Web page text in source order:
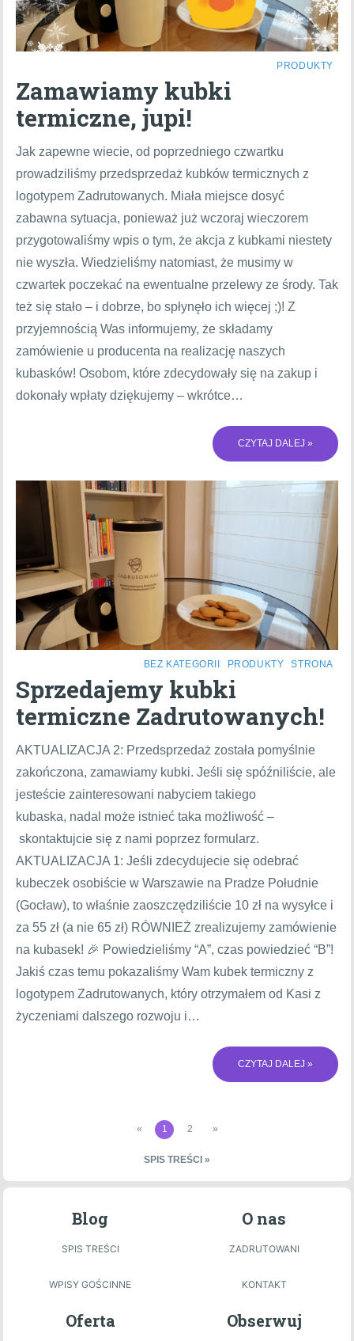
PRODUKTY
Zamawiamy kubki
termiczne, jupi!
Jak zapewne wiecie, od poprzedniego czwartku
prowadziliśmy przedsprzedaż kubków termicznych z
logotypem Zadrutowanych. Miała miejsce dosyć
zabawna sytuacja, ponieważ już wczoraj wieczorem
przygotowaliśmy wpis o tym, że akcja z kubkami niestety
nie wyszła. Wiedzieliśmy natomiast, że musimy w
czwartek poczekać na ewentualne przelewy ze środy. Tak
też się stało – i dobrze, bo spłynęło ich więcej ;)! Z
przyjemnością Was informujemy, że składamy
zamówienie u producenta na realizację naszych
kubasków! Osobom, które zdecydowały się na zakup i
dokonały wpłaty dziękujemy – wkrótce…
CZYTAJ DALEJ »
BEZ KATEGORII PRODUKTY STRONA
Sprzedajemy kubki
termiczne Zadrutowanych!
AKTUALIZACJA 2: Przedsprzedaż została pomyślnie
zakończona, zamawiamy kubki. Jeśli się spóźniliście, ale
jesteście zainteresowani nabyciem takiego
kubaska, nadal może istnieć taka możliwość –
skontaktujcie się z nami poprzez formularz.
AKTUALIZACJA 1: Jeśli zdecydujecie się odebrać
kubeczek osobiście w Warszawie na Pradze Południe
(Gocław), to właśnie zaoszczędziliście 10 zł na wysyłce i
za 55 zł (a nie 65 zł) RÓWNIEŻ zrealizujemy zamówienie
na kubasek! 🎉 Powiedzieliśmy “A”, czas powiedzieć “B”!
Jakiś czas temu pokazaliśmy Wam kubek termiczny z
logotypem Zadrutowanych, który otrzymałem od Kasi z
życzeniami dalszego rozwoju i…
CZYTAJ DALEJ »
« 1 2 »
SPIS TREŚCI »
Blog
SPIS TREŚCI
WPISY GOŚCINNE
O nas
ZADRUTOWANI
KONTAKT
Oferta Obserwuj